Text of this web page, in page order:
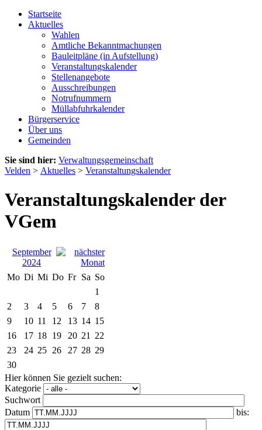
Startseite
Aktuelles
Wahlen
Amtliche Bekanntmachungen
Bauleitpläne (in Aufstellung)
Veranstaltungskalender
Stellenangebote
Ausschreibungen
Notrufnummern
Müllabfuhrkalender
Bürgerservice
Über uns
Gemeinden
Sie sind hier: Verwaltungsgemeinschaft
Velden > Aktuelles > Veranstaltungskalender
Veranstaltungskalender der
VGem
September
2024
Mo Di Mi Do Fr Sa So
1
2
3 4 5 6 7
8
9
10 11 12 13 14 15
16
17 18 19 20 21
22
23
24 25 26 27 28 29
30
Hier können Sie gezielt suchen:
Kategorie
Suchwort
Datum
bis: